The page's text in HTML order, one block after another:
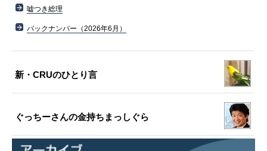
嘘つき総理
バックナンバー（2026年6月）
新・CRUのひとり言
ぐっちーさんの金持ちまっしぐら